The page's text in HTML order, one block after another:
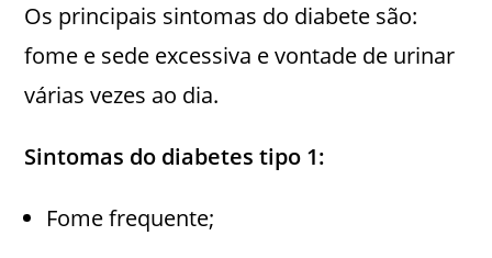
Os principais sintomas do diabete são:
fome e sede excessiva e vontade de urinar
várias vezes ao dia.
Sintomas do diabetes tipo 1:
Fome frequente;